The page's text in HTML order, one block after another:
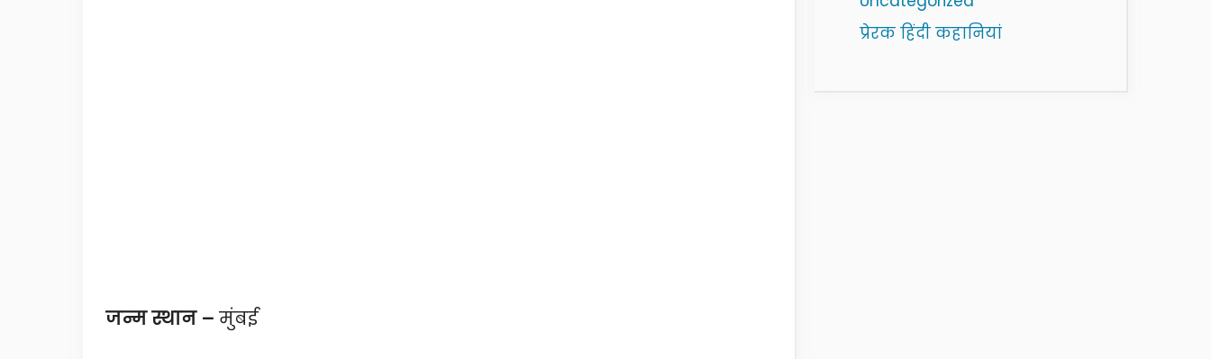
जन्म स्थान – मुंबई
प्रेरक हिंदी कहानियां